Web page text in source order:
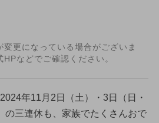
更になっている場合がございま
などでご確認ください。
年11月2日（土）・3日（日・
の三連休も、家族でたくさんおで